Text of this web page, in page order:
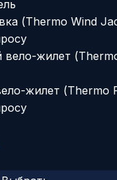
(Thermo Wind
жилет (Thermo